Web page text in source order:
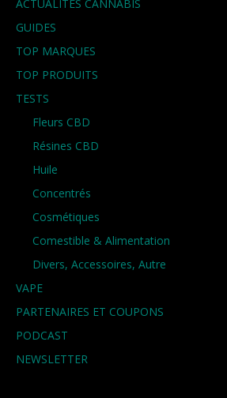
ACTUALITÉS CANNABIS
GUIDES
TOP MARQUES
TOP PRODUITS
TESTS
Fleurs CBD
Résines CBD
Huile
Concentrés
Cosmétiques
Comestible & Alimentation
Divers, Accessoires, Autre
VAPE
PARTENAIRES ET COUPONS
PODCAST
NEWSLETTER